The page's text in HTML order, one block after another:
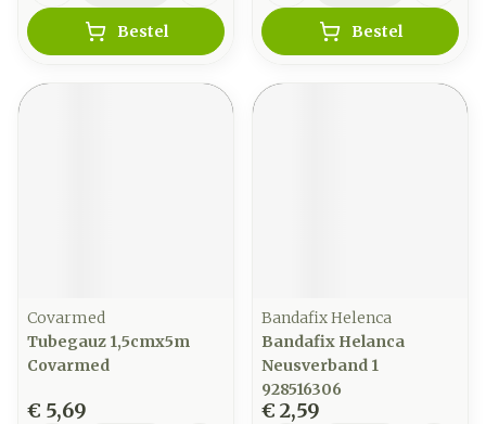
Bestel Bestel
Covarmed
Tubegauz 1,5cmx5m
Covarmed
€ 5,69
Bandafix Helenca
Bandafix Helanca
Neusverband 1
928516306
€ 2,59